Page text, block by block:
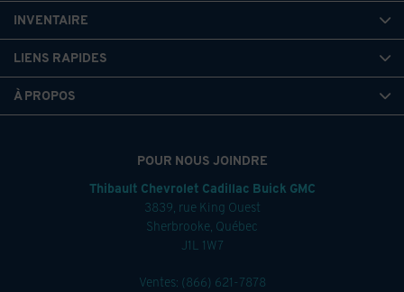
POUR NOUS JOINDRE
Thibault Chevrolet Cadillac Buick GMC
3839, rue King Ouest
Sherbrooke, Québec
J1L 1W7
Ventes: (866) 621-7878
INVENTAIRE
LIENS RAPIDES
À PROPOS